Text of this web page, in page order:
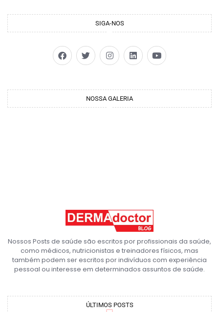
SIGA-NOS
NOSSA GALERIA
Nossos Posts de saúde são escritos por profissionais da saúde,
como médicos, nutricionistas e treinadores físicos, mas
também podem ser escritos por indivíduos com experiência
pessoal ou interesse em determinados assuntos de saúde.
ÚLTIMOS POSTS